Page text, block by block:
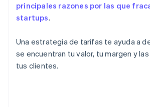
principales razones por las que
startups.
Una estrategia de tarifas te ayuda a
se encuentran tu valor, tu margen y
tus clientes.